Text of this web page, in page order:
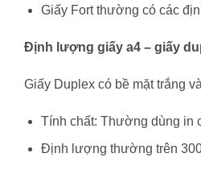
Giấy Fort thường có các
Định lượng giấy a4 – giấy
Giấy Duplex có bề mặt trắng
Tính chất: Thường dùng in
Định lượng thường trên